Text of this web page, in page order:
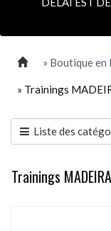
» Boutique en
» Trainings
Liste des
Trainings MADEIRA